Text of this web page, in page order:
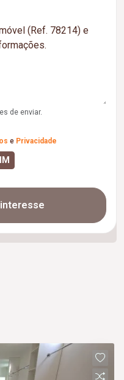
de enviar.
e Privacidade